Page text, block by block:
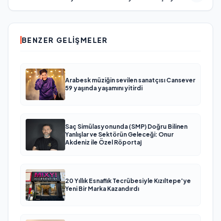
BENZER GELIŞMELER
Arabesk müziğin sevilen sanatçısı Cansever
59 yaşında yaşamını yitirdi
Saç Simülasyonunda (SMP) Doğru Bilinen
Yanlışlar ve Sektörün Geleceği: Onur
Akdeniz ile Özel Röportaj
20 Yıllık Esnaflık Tecrübesiyle Kızıltepe'ye
Yeni Bir Marka Kazandırdı